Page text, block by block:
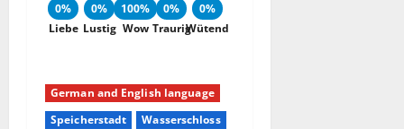
0%
Liebe
0%
Lustig
100%
Wow
0%
Traurig
0%
Wütend
German and English language
Speicherstadt
Wasserschloss